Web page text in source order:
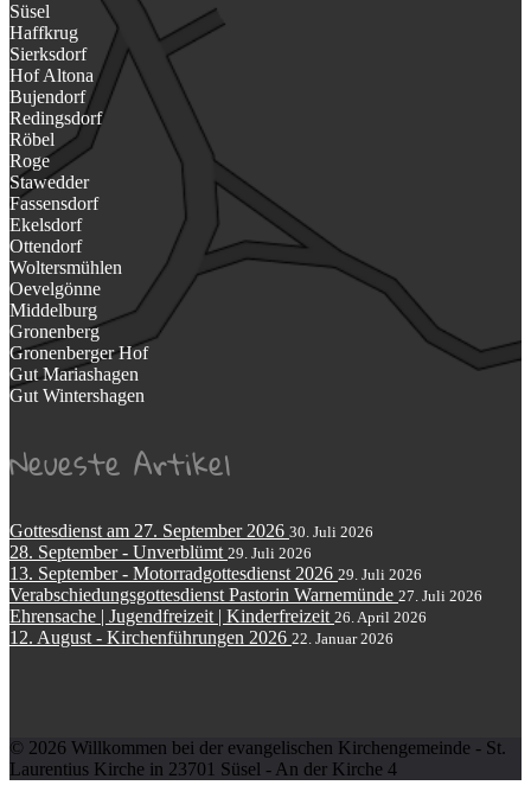
Süsel
Haffkrug
Sierksdorf
Hof Altona
Bujendorf
Redingsdorf
Röbel
Roge
Stawedder
Fassensdorf
Ekelsdorf
Ottendorf
Woltersmühlen
Oevelgönne
Middelburg
Gronenberg
Gronenberger Hof
Gut Mariashagen
Gut Wintershagen
Neueste Artikel
Gottesdienst am 27. September 2026 30. Juli 2026
28. September - Unverblümt 29. Juli 2026
13. September - Motorradgottesdienst 2026 29. Juli 2026
Verabschiedungsgottesdienst Pastorin Warnemünde 27. Juli 2026
Ehrensache | Jugendfreizeit | Kinderfreizeit 26. April 2026
12. August - Kirchenführungen 2026 22. Januar 2026
© 2026 Willkommen bei der evangelischen Kirchengemeinde - St.
Laurentius Kirche in 23701 Süsel - An der Kirche 4